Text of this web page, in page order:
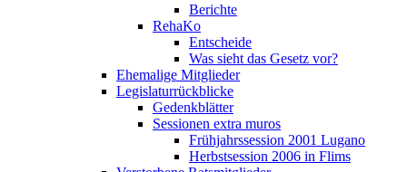
Berichte
RehaKo
Entscheide
Was sieht das Gesetz vor?
Ehemalige Mitglieder
Legislaturrückblicke
Gedenkblätter
Sessionen extra muros
Frühjahrssession 2001 Lugano
Herbstsession 2006 in Flims